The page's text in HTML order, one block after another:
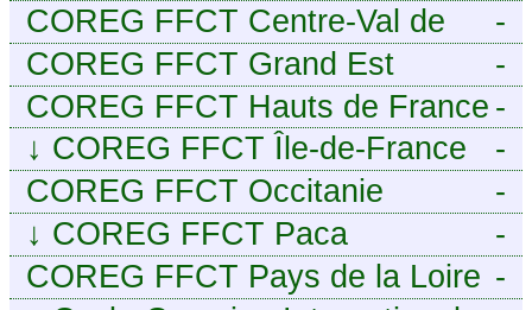
-
COREG FFCT Centre-Val de
Loire
-
COREG FFCT Grand Est
-
COREG FFCT Hauts de France
-
↓ COREG FFCT Île-de-France
-
COREG FFCT Occitanie
-
↓ COREG FFCT Paca
-
COREG FFCT Pays de la Loire